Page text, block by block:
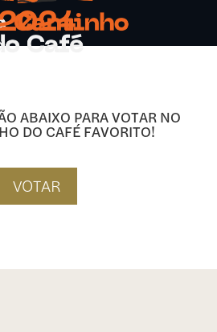
ABAIXO PARA VOTAR NO
DO CAFÉ FAVORITO!
VOTAR